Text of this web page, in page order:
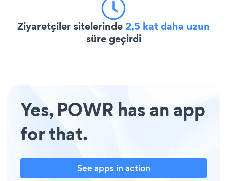
Ziyaretçiler sitelerinde2,5 kat daha uzun
süre geçirdi
Yes, POWR has an app
for that.
See apps in action